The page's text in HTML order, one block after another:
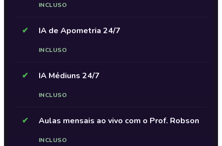
INCLUSO
✔ IA de Apometria 24/7
INCLUSO
✔ IA Médiuns 24/7
INCLUSO
✔ Aulas mensais ao vivo com o Prof. Robson
INCLUSO